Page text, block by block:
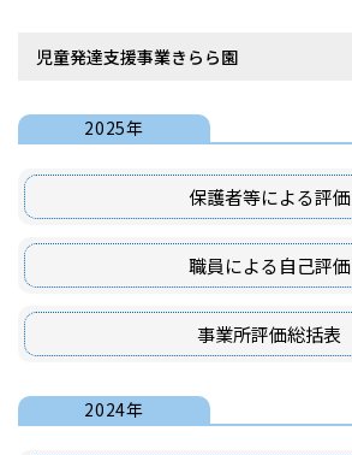
児童発達支援事業きらら園
2025年
保護者等による評価
職員による自己評価
事業所評価総括表
2024年